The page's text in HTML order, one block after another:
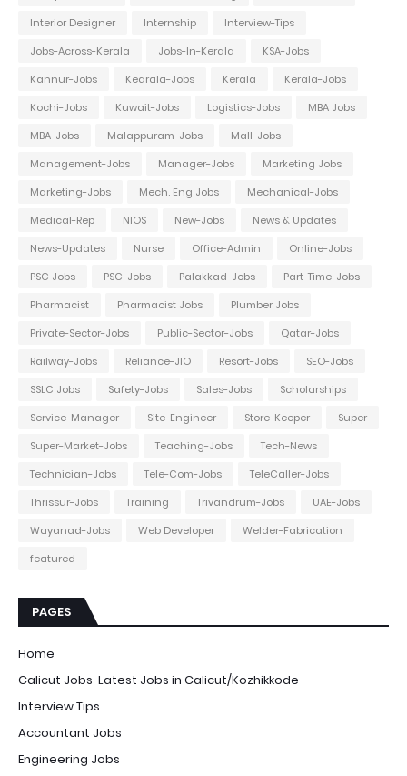
Interior Designer
Internship
Interview-Tips
Jobs-Across-Kerala
Jobs-In-Kerala
KSA-Jobs
Kannur-Jobs
Kearala-Jobs Kerala
Kerala-Jobs
Kochi-Jobs
Kuwait-Jobs Logistics-Jobs
MBA Jobs
MBA-Jobs
Malappuram-Jobs
Mall-Jobs
Management-Jobs
Manager-Jobs
Marketing Jobs
Marketing-Jobs
Mech. Eng Jobs
Mechanical-Jobs
Medical-Rep
NIOS New-Jobs
News & Updates
News-Updates
Nurse Office-Admin
Online-Jobs
PSC Jobs
PSC-Jobs Palakkad-Jobs
Part-Time-Jobs
Pharmacist
Pharmacist Jobs
Plumber Jobs
Private-Sector-Jobs
Public-Sector-Jobs
Qatar-Jobs
Railway-Jobs
Reliance-JIO Resort-Jobs
SEO-Jobs
SSLC Jobs
Safety-Jobs Sales-Jobs
Scholarships
Service-Manager
Site-Engineer Store-Keeper
Super
Super-Market-Jobs
Teaching-Jobs
Tech-News
Technician-Jobs
Tele-Com-Jobs
TeleCaller-Jobs
Thrissur-Jobs
Training Trivandrum-Jobs
UAE-Jobs
Wayanad-Jobs
Web Developer
Welder-Fabrication
featured
PAGES
Home
Calicut Jobs-Latest Jobs in Calicut/Kozhikkode
Interview Tips
Accountant Jobs
Engineering Jobs